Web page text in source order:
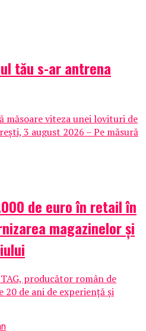
tău s-ar antrena
măsoare viteza unei lovituri de
3 august 2026 – Pe măsură
de euro în retail în
magazinelor și
producător român de
de ani de experiență și